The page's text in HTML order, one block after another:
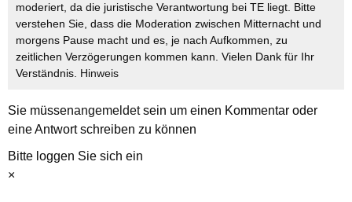
moderiert, da die juristische Verantwortung bei TE liegt. Bitte
verstehen Sie, dass die Moderation zwischen Mitternacht und
morgens Pause macht und es, je nach Aufkommen, zu
zeitlichen Verzögerungen kommen kann. Vielen Dank für Ihr
Verständnis. Hinweis
Sie müssenangemeldetsein um einen Kommentar oder
eine Antwort schreiben zu können
Bitte loggen Sie sich ein
×